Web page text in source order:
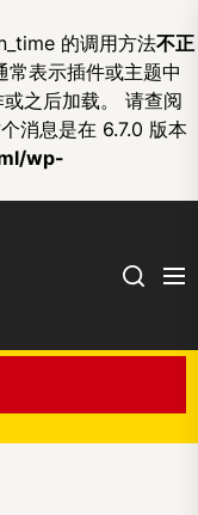
的调用方法不正
常表示插件或主题中
或之后加载。 请查阅
消息是在 6.7.0 版本
wp-
Search